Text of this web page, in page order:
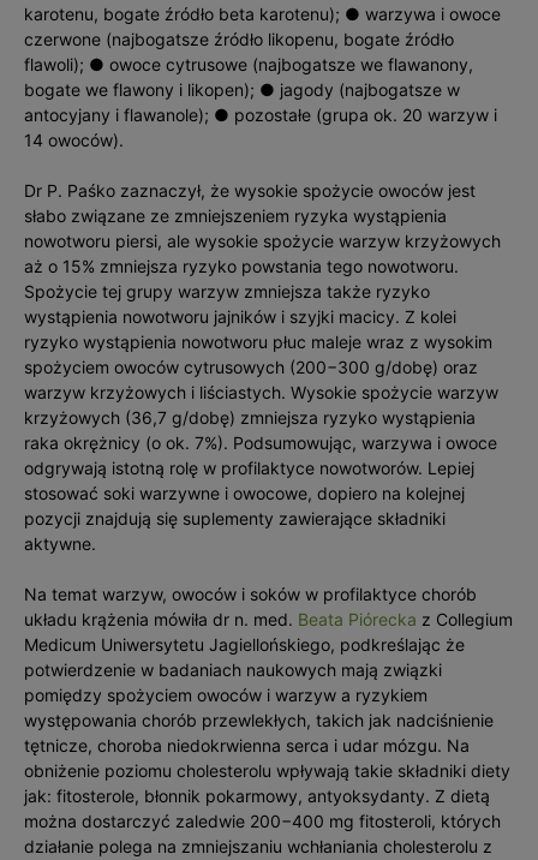
karotenu, bogate źródło beta karotenu); ● warzywa i owoce
czerwone (najbogatsze źródło likopenu, bogate źródło
flawoli); ● owoce cytrusowe (najbogatsze we flawanony,
bogate we flawony i likopen); ● jagody (najbogatsze w
antocyjany i flawanole); ● pozostałe (grupa ok. 20 warzyw i
14 owoców).
Dr P. Paśko zaznaczył, że wysokie spożycie owoców jest
słabo związane ze zmniejszeniem ryzyka wystąpienia
nowotworu piersi, ale wysokie spożycie warzyw krzyżowych
aż o 15% zmniejsza ryzyko powstania tego nowotworu.
Spożycie tej grupy warzyw zmniejsza także ryzyko
wystąpienia nowotworu jajników i szyjki macicy. Z kolei
ryzyko wystąpienia nowotworu płuc maleje wraz z wysokim
spożyciem owoców cytrusowych (200−300 g/dobę) oraz
warzyw krzyżowych i liściastych. Wysokie spożycie warzyw
krzyżowych (36,7 g/dobę) zmniejsza ryzyko wystąpienia
raka okrężnicy (o ok. 7%). Podsumowując, warzywa i owoce
odgrywają istotną rolę w profilaktyce nowotworów. Lepiej
stosować soki warzywne i owocowe, dopiero na kolejnej
pozycji znajdują się suplementy zawierające składniki
aktywne.
Na temat warzyw, owoców i soków w profilaktyce chorób
układu krążenia mówiła dr n. med. Beata Piórecka z Collegium
Medicum Uniwersytetu Jagiellońskiego, podkreślając że
potwierdzenie w badaniach naukowych mają związki
pomiędzy spożyciem owoców i warzyw a ryzykiem
występowania chorób przewlekłych, takich jak nadciśnienie
tętnicze, choroba niedokrwienna serca i udar mózgu. Na
obniżenie poziomu cholesterolu wpływają takie składniki diety
jak: fitosterole, błonnik pokarmowy, antyoksydanty. Z dietą
można dostarczyć zaledwie 200−400 mg fitosteroli, których
działanie polega na zmniejszaniu wchłaniania cholesterolu z